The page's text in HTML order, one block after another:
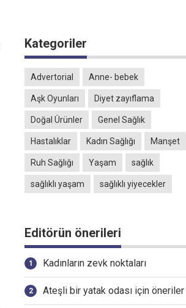
Kategoriler
Advertorial Anne- bebek
Aşk Oyunları Diyet zayıflama
Doğal Ürünler Genel Sağlık
Hastalıklar Kadın Sağlığı Manşet
Ruh Sağlığı Yaşam sağlık
sağlıklı yaşam sağlıklı yiyecekler
Editörün önerileri
Kadınların zevk noktaları
Ateşli bir yatak odası için öneriler